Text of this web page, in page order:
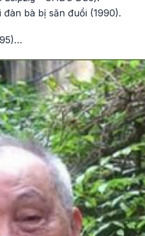
bà bị săn đuổi (1990).